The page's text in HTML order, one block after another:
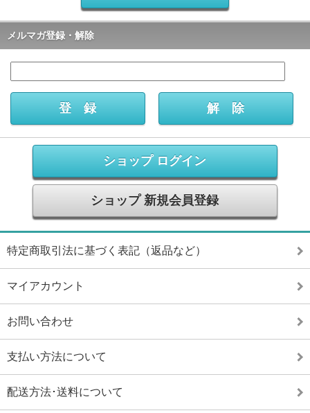
メルマガ登録・解除
ショップ ログイン
ショップ 新規会員登録
特定商取引法に基づく表記（返品など）
マイアカウント
お問い合わせ
支払い方法について
配送方法･送料について